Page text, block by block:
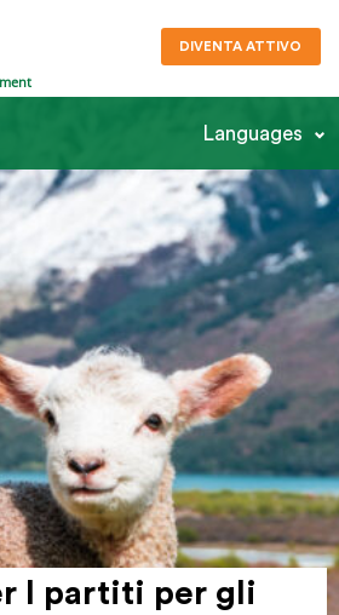
DIVENTA ATTIVO
Languages
I partiti per gli